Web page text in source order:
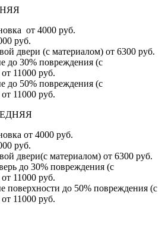
от 4000 руб.
руб.
двери (с материалом) от 6300 руб.
до 30% повреждения (с
11000 руб.
до 50% повреждения (с
11000 руб.
от 4000 руб.
руб.
двери(с материалом) от 6300 руб.
до 30% повреждения (с
11000 руб.
поверхности до 50% повреждения (с
11000 руб.